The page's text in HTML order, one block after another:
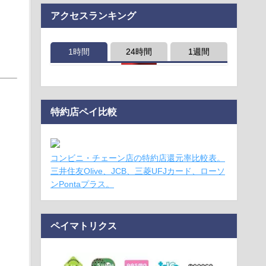
アクセスランキング
1時間 24時間 1週間
特約店ペイ比較
コンビニ・チェーン店の特約店還元率比較表。
三井住友Olive、JCB、三菱UFJカード、ローソ
ンPontaプラス。
ペイマトリクス